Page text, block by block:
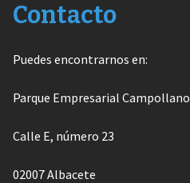
Contacto
Puedes encontrarnos en:
Parque Empresarial Campollano
Calle E, número 23
02007 Albacete